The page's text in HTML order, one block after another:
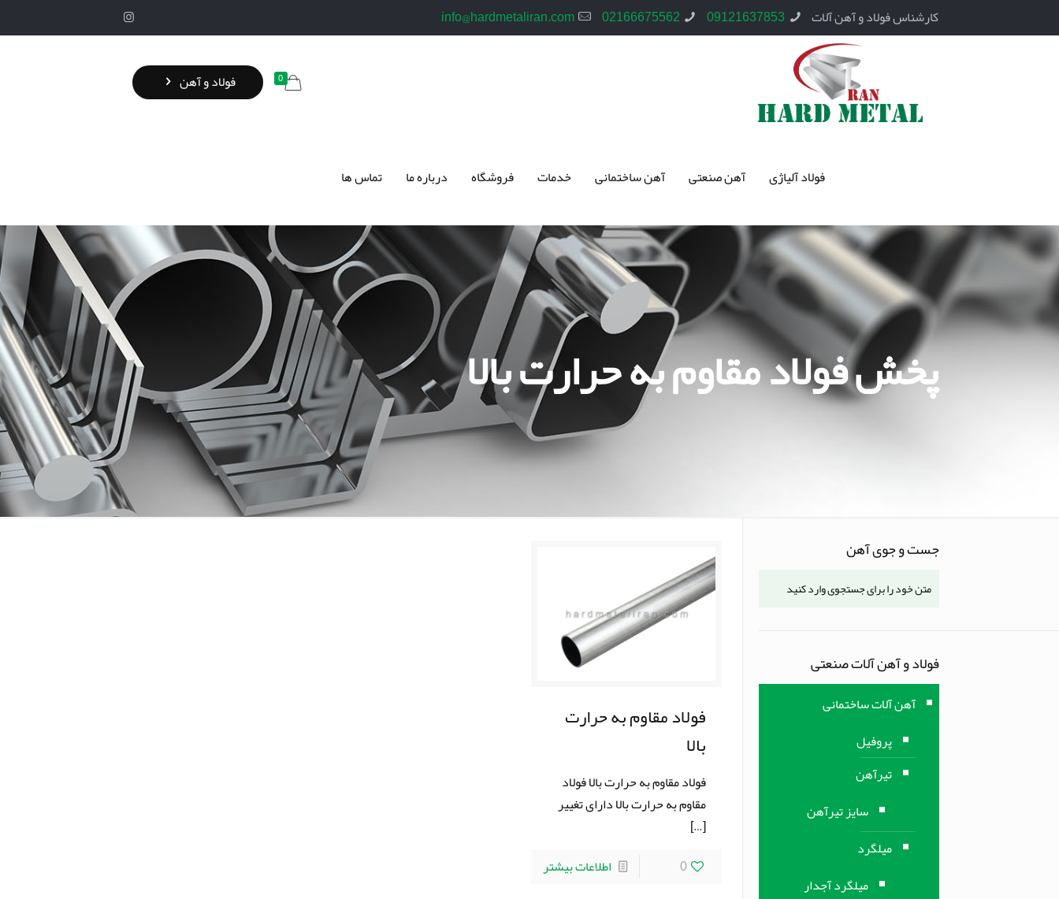
کارشناس فولاد و آهن آلات 09121637853
02166675562
info@hardmetaliran.com
فولاد آلیاژی آهن صنعتی آهن ساختمانی خدمات فروشگاه درباره ما تماس ها
0 فولاد و آهن
پخش فولاد مقاوم به حرارت بالا
فولاد مقاوم به حرارت
بالا
فولاد مقاوم به حرارت بالا فولاد
مقاوم به حرارت بالا دارای تغییر
[…]
0
اطلاعات بیشتر
جست و جوی آهن
فولاد و آهن آلات صنعتی
آهن آلات ساختمانی
پروفیل
تیرآهن
سایز تیرآهن
میلگرد
میلگرد آجدار